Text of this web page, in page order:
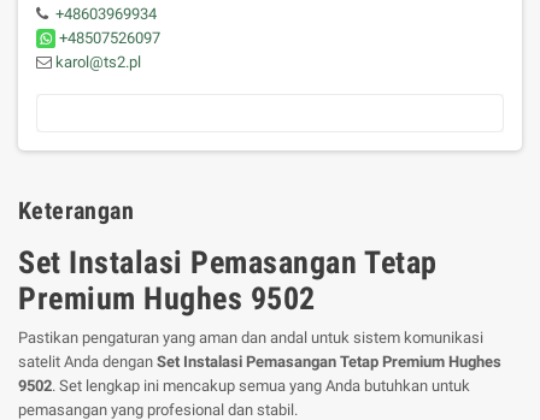
+48603969934
+48507526097
karol@ts2.pl
Keterangan
Set Instalasi Pemasangan Tetap
Premium Hughes 9502
Pastikan pengaturan yang aman dan andal untuk sistem komunikasi
satelit Anda dengan Set Instalasi Pemasangan Tetap Premium Hughes
9502. Set lengkap ini mencakup semua yang Anda butuhkan untuk
pemasangan yang profesional dan stabil.